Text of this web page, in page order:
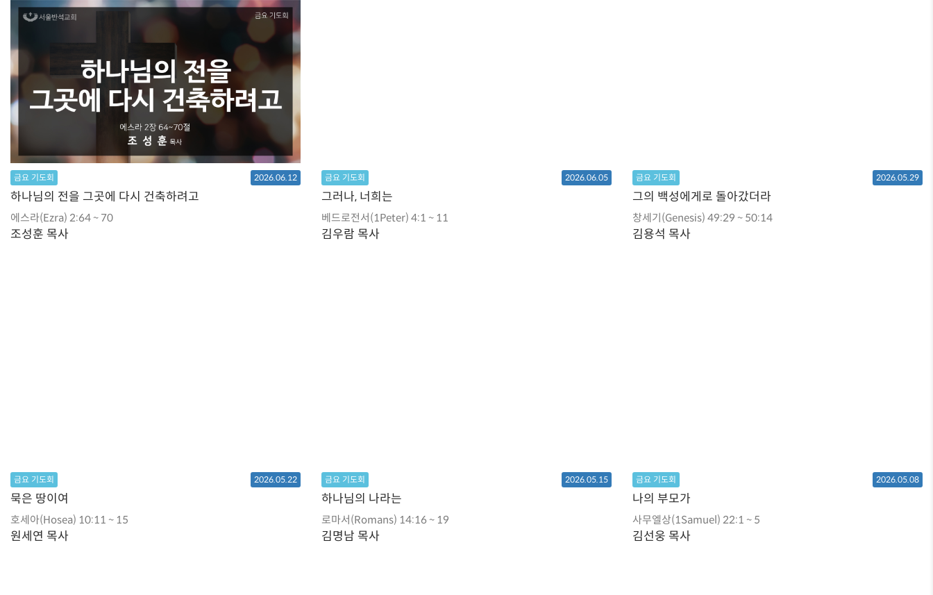
금요 기도회 2026.06.12
하나님의 전을 그곳에 다시 건축하려고
에스라(Ezra) 2:64 ~ 70
조성훈 목사
금요 기도회 2026.06.05
그러나, 너희는
베드로전서(1Peter) 4:1 ~ 11
김우람 목사
금요 기도회 2026.05.29
그의 백성에게로 돌아갔더라
창세기(Genesis) 49:29 ~ 50:14
김용석 목사
금요 기도회 2026.05.22
묵은 땅이여
호세아(Hosea) 10:11 ~ 15
원세연 목사
금요 기도회 2026.05.15
하나님의 나라는
로마서(Romans) 14:16 ~ 19
김명남 목사
금요 기도회 2026.05.08
나의 부모가
사무엘상(1Samuel) 22:1 ~ 5
김선웅 목사